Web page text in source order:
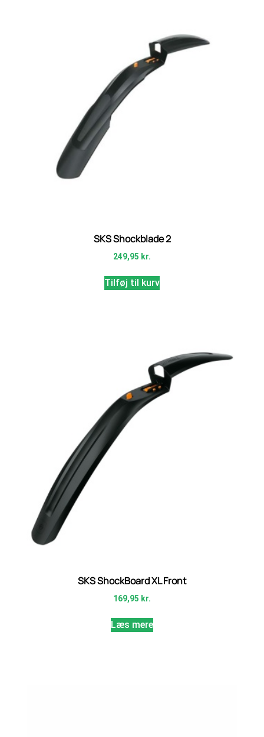
SKS Shockblade 2
249,95 kr.
Tilføj til kurv
SKS ShockBoard XL Front
169,95 kr.
Læs mere